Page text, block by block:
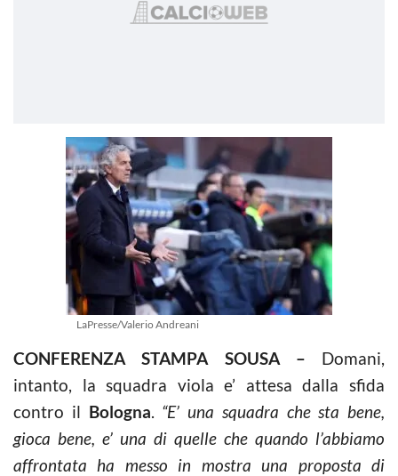
LaPresse/Valerio Andreani
CONFERENZA STAMPA SOUSA – Domani,
intanto, la squadra viola e’ attesa dalla sfida
contro il Bologna. “E’ una squadra che sta bene,
gioca bene, e’ una di quelle che quando l’abbiamo
affrontata ha messo in mostra una proposta di